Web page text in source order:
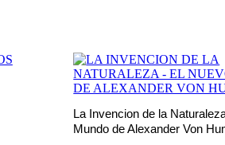
La Invencion de la
Mundo de Alexander Von